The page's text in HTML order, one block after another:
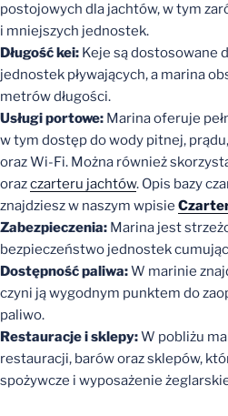
postojowych dla jachtów, w tym
i mniejszych jednostek.
Długość kei: Keje są dostosowane
jednostek pływających, a marina
metrów długości.
Usługi portowe: Marina oferuje
w tym dostęp do wody pitnej,
oraz Wi-Fi. Można również
orazczarteru jachtów. Opis bazy
znajdziesz w naszym wpisie
Zabezpieczenia: Marina jest
bezpieczeństwo jednostek
Dostępność paliwa:W marinie
czyni ją wygodnym punktem do
paliwo.
Restauracje i sklepy:W pobliżu
restauracji, barów oraz sklepów,
spożywcze i wyposażenie